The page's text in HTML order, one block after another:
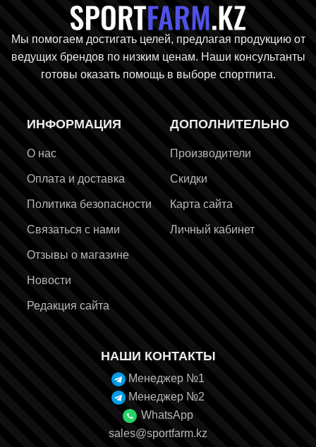
Мы помогаем достигать целей, предлагая продукцию от
ведущих брендов по низким ценам. Наши консультанты
готовы оказать помощь в выборе спортпита.
ИНФОРМАЦИЯ
О нас
Оплата и доставка
Политика безопасности
Связаться с нами
Отзывы о магазине
Новости
Редакция сайта
ДОПОЛНИТЕЛЬНО
Производители
Скидки
Карта сайта
Личный кабинет
НАШИ КОНТАКТЫ
Менеджер №1
Менеджер №2
WhatsApp
sales@sportfarm.kz